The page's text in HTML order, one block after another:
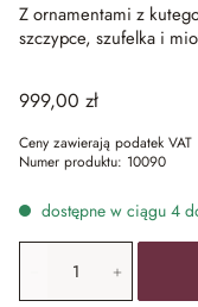
Z ornamentami z
szczypce, szufelka i
999,00 zł
Ceny zawierają podatek VAT
Numer produktu: 10090
dostępne w ciągu 4
Ilość produktu: